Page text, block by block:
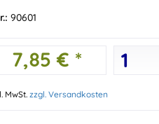
90601
7,85 € *
MwSt. zzgl. Versandkosten